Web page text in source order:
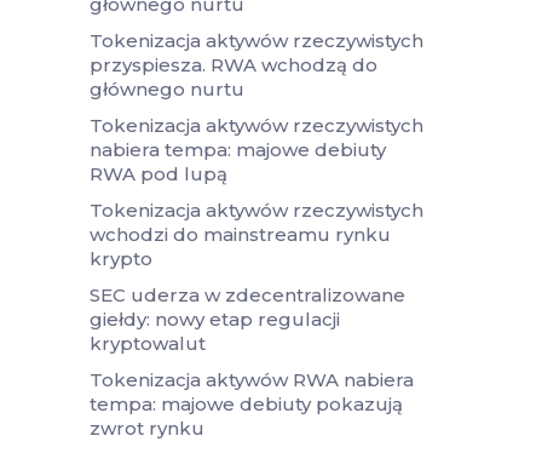
Tokenizacja aktywów rzeczywistych
przyspiesza. RWA wchodzą do
głównego nurtu
Tokenizacja aktywów rzeczywistych
nabiera tempa: majowe debiuty
RWA pod lupą
Tokenizacja aktywów rzeczywistych
wchodzi do mainstreamu rynku
krypto
SEC uderza w zdecentralizowane
giełdy: nowy etap regulacji
kryptowalut
Tokenizacja aktywów RWA nabiera
tempa: majowe debiuty pokazują
zwrot rynku